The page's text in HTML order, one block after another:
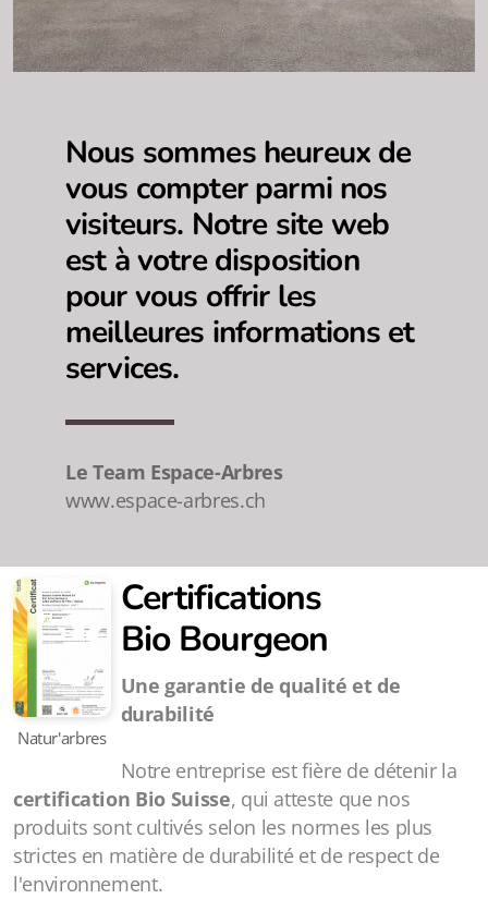
Nous sommes heureux de
vous compter parmi nos
visiteurs. Notre site web
est à votre disposition
pour vous offrir les
meilleures informations et
services.
Le Team Espace-Arbres
www.espace-arbres.ch
Natur'arbres
Certifications
Bio Bourgeon
Une garantie de qualité et de
durabilité
Notre entreprise est fière de détenir la
certification Bio Suisse, qui atteste que nos
produits sont cultivés selon les normes les plus
strictes en matière de durabilité et de respect de
l'environnement.